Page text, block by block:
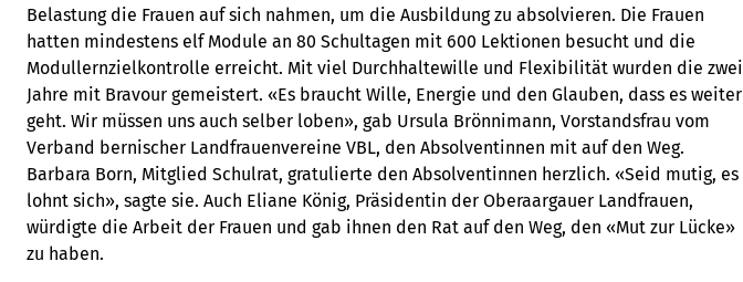
Belastung die Frauen auf sich nahmen, um die Ausbildung zu absolvieren. Die Frauen
hatten mindestens elf Module an 80 Schultagen mit 600 Lektionen besucht und die
Modullernzielkontrolle erreicht. Mit viel Durchhaltewille und Flexibilität wurden die zwei
Jahre mit Bravour gemeistert. «Es braucht Wille, Energie und den Glauben, dass es weiter
geht. Wir müssen uns auch selber loben», gab Ursula Brönnimann, Vorstandsfrau vom
Verband bernischer Landfrauenvereine VBL, den Absolventinnen mit auf den Weg.
Barbara Born, Mitglied Schulrat, gratulierte den Absolventinnen herzlich. «Seid mutig, es
lohnt sich», sagte sie. Auch Eliane König, Präsidentin der Oberaargauer Landfrauen,
würdigte die Arbeit der Frauen und gab ihnen den Rat auf den Weg, den «Mut zur Lücke»
zu haben.